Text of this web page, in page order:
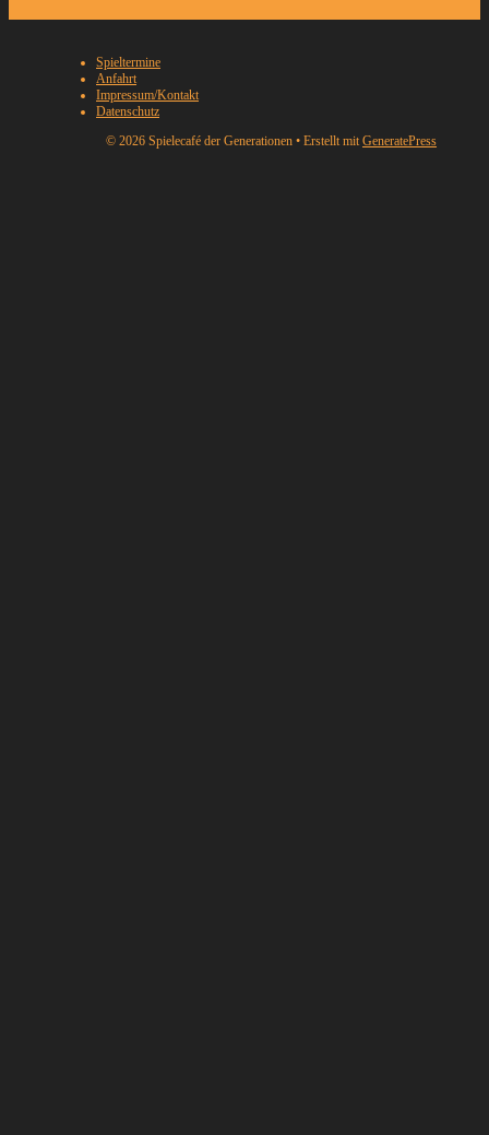
Spieltermine
Anfahrt
Impressum/Kontakt
Datenschutz
© 2026 Spielecafé der Generationen • Erstellt mit GeneratePress